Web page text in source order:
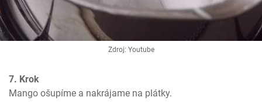
Zdroj: Youtube
7. Krok
Mango ošupíme a nakrájame na plátky.